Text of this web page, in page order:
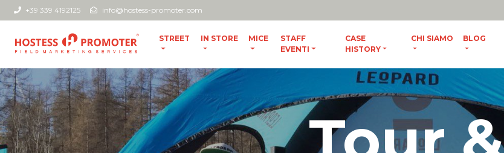
+39 339 4192125 info@hostess-promoter.com
STREET IN STORE MICE
STAFF
EVENTI
CASE
HISTORY
CHI SIAMO BLOG